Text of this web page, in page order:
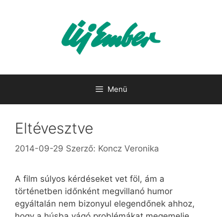
Menü
Eltévesztve
2014-09-29 Szerző: Koncz Veronika
A film súlyos kérdéseket vet föl, ám a
történetben időnként megvillanó humor
egyáltalán nem bizonyul elegendőnek ahhoz,